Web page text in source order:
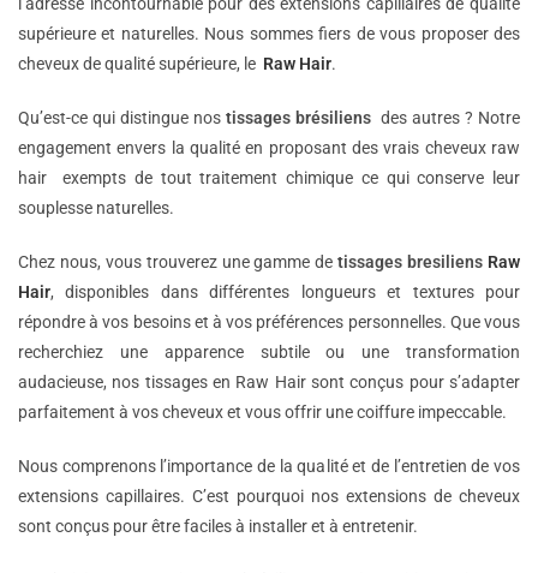
supérieure et naturelles. Nous sommes fiers de vous proposer des
cheveux de qualité supérieure, le Raw Hair.
Qu’est-ce qui distingue nos tissages brésiliens des autres ? Notre
engagement envers la qualité en proposant des vrais cheveux raw
hair exempts de tout traitement chimique ce qui conserve leur
souplesse naturelles.
Chez nous, vous trouverez une gamme detissages bresiliens Raw
Hair, disponibles dans différentes longueurs et textures pour
répondre à vos besoins et à vos préférences personnelles. Que vous
recherchiez une apparence subtile ou une transformation
audacieuse, nos tissages en Raw Hair sont conçus pour s’adapter
parfaitement à vos cheveux et vous offrir une coiffure impeccable.
Nous comprenons l’importance de la qualité et de l’entretien de vos
extensions capillaires. C’est pourquoi nos extensions de cheveux
sont conçus pour être faciles à installer et à entretenir.